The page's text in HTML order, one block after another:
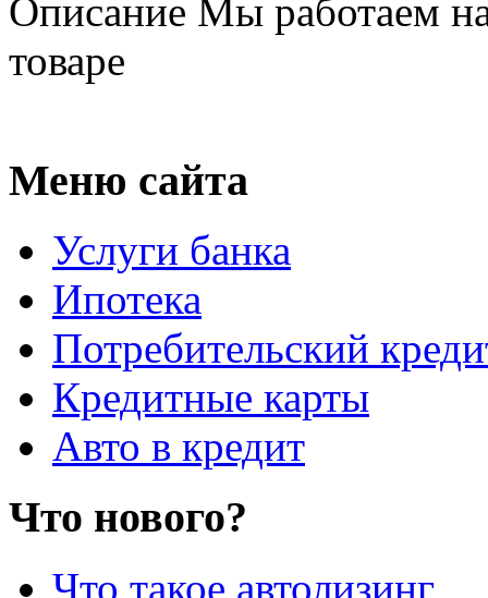
Описание Мы работаем
товаре
Меню сайта
Услуги банка
Ипотека
Потребительский
Кредитные карты
Авто в кредит
Что нового?
Что такое автолизинг